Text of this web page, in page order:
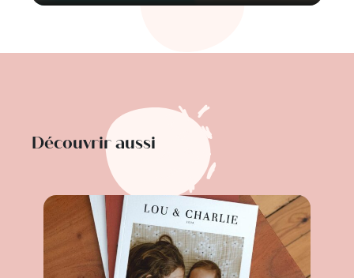
Découvrir aussi